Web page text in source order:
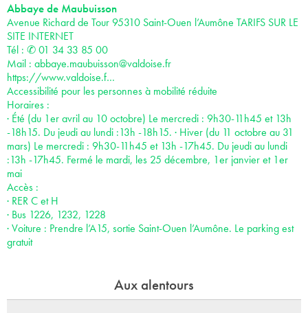
Abbaye de Maubuisson
Avenue Richard de Tour 95310 Saint-Ouen l’Aumône TARIFS SUR LE
SITE INTERNET
Tél : ✆ 01 34 33 85 00
Mail : abbaye.maubuisson@valdoise.fr
https://www.valdoise.f…
Accessibilité pour les personnes à mobilité réduite
Horaires :
· Été (du 1er avril au 10 octobre) Le mercredi : 9h30-11h45 et 13h
-18h15. Du jeudi au lundi :13h -18h15. · Hiver (du 11 octobre au 31
mars) Le mercredi : 9h30-11h45 et 13h -17h45. Du jeudi au lundi
:13h -17h45. Fermé le mardi, les 25 décembre, 1er janvier et 1er
mai
Accès :
· RER C et H
· Bus 1226, 1232, 1228
· Voiture : Prendre l’A15, sortie Saint-Ouen l’Aumône. Le parking est
gratuit
Aux alentours